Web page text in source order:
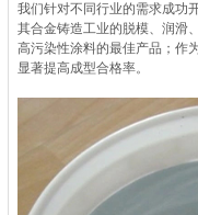
我们针对不同行业的需求成功
其合金铸造工业的脱模、润滑
高污染性涂料的最佳产品；作
显著提高成型合格率。